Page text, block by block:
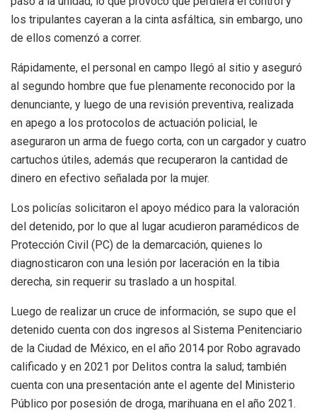
los tripulantes cayeran a la cinta asfáltica, sin embargo, uno
de ellos comenzó a correr.
Rápidamente, el personal en campo llegó al sitio y aseguró
al segundo hombre que fue plenamente reconocido por la
denunciante, y luego de una revisión preventiva, realizada
en apego a los protocolos de actuación policial, le
aseguraron un arma de fuego corta, con un cargador y cuatro
cartuchos útiles, además que recuperaron la cantidad de
dinero en efectivo señalada por la mujer.
Los policías solicitaron el apoyo médico para la valoración
del detenido, por lo que al lugar acudieron paramédicos de
Protección Civil (PC) de la demarcación, quienes lo
diagnosticaron con una lesión por laceración en la tibia
derecha, sin requerir su traslado a un hospital.
Luego de realizar un cruce de información, se supo que el
detenido cuenta con dos ingresos al Sistema Penitenciario
de la Ciudad de México, en el año 2014 por Robo agravado
calificado y en 2021 por Delitos contra la salud; también
cuenta con una presentación ante el agente del Ministerio
Público por posesión de droga, marihuana en el año 2021.